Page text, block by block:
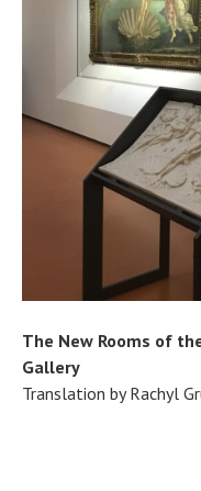
The New Rooms of
Gallery
Translation by Rachyl